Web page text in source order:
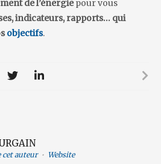
de l’énergiepour vous
indicateurs, rapports… qui
objectifs.
cet auteur• Website